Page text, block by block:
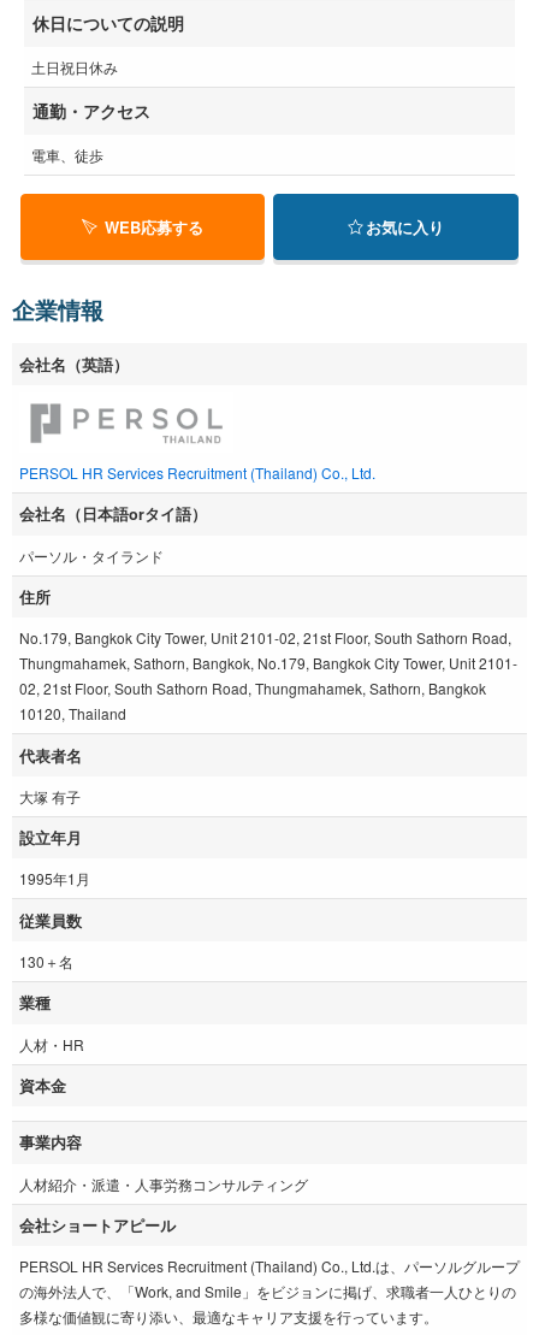
休日についての説明
土日祝日休み
通勤・アクセス
電車、徒歩
WEB応募する お気に入り
企業情報
会社名（英語）
PERSOL HR Services Recruitment (Thailand) Co., Ltd.
会社名（日本語orタイ語）
パーソル・タイランド
住所
No.179, Bangkok City Tower, Unit 2101-02, 21st Floor, South Sathorn Road,
Thungmahamek, Sathorn, Bangkok, No.179, Bangkok City Tower, Unit 2101-
02, 21st Floor, South Sathorn Road, Thungmahamek, Sathorn, Bangkok
10120, Thailand
代表者名
大塚 有子
設立年月
1995年1月
従業員数
130＋名
業種
人材・HR
資本金
事業内容
人材紹介・派遣・人事労務コンサルティング
会社ショートアピール
PERSOL HR Services Recruitment (Thailand) Co., Ltd.は、パーソルグループ
の海外法人で、「Work, and Smile」をビジョンに掲げ、求職者一人ひとりの
多様な価値観に寄り添い、最適なキャリア支援を行っています。